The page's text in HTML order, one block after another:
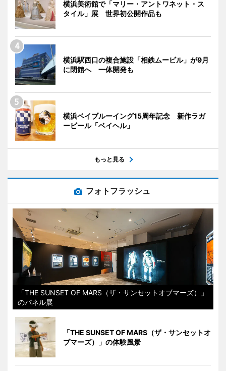
横浜美術館で「マリー・アントワネット・ス
タイル」展 世界初公開作品も
横浜駅西口の複合施設「相鉄ムービル」が9月
に閉館へ 一体開発も
横浜ベイブルーイング15周年記念 新作ラガ
ービール「ベイヘル」
もっと見る
フォトフラッシュ
「THE SUNSET OF MARS（ザ・サンセットオブマーズ）」
のパネル展
「THE SUNSET OF MARS（ザ・サンセットオ
ブマーズ）」の体験風景